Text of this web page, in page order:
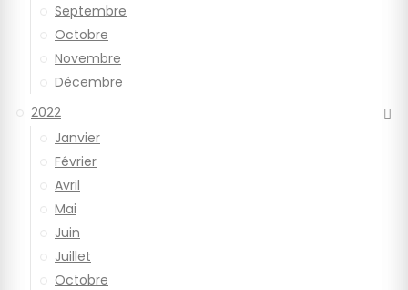
Septembre
Octobre
Novembre
Décembre
2022
Janvier
Février
Avril
Mai
Juin
Juillet
Octobre